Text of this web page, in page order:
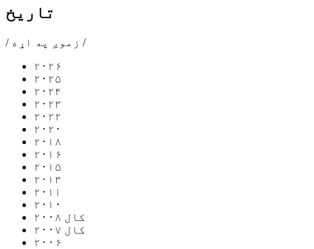
تاریخ
/ زموږ په اړه /
۲۰۲۶
۲۰۲۵
۲۰۲۴
۲۰۲۳
۲۰۲۲
۲۰۲۰
۲۰۱۸
۲۰۱۶
۲۰۱۵
۲۰۱۳
۲۰۱۱
۲۰۱۰
۲۰۰۸ کال
۲۰۰۷ کال
۲۰۰۶